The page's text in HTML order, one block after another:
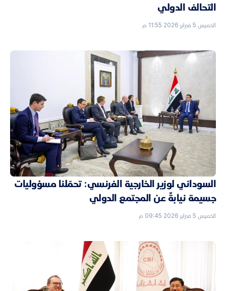
التحالف الدولي
الخميس 5 فبراير 2026 11:55 م
السوداني لوزير الخارجية الفرنسي: تحمّلنا مسؤوليات
جسيمة نيابةً عن المجتمع الدولي
الخميس 5 فبراير 2026 09:45 م